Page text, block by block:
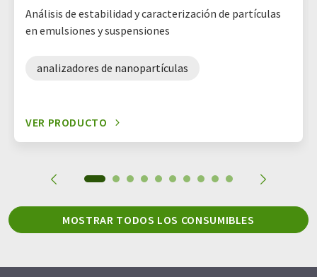
Análisis de estabilidad y caracterización de partículas
en emulsiones y suspensiones
analizadores de nanopartículas
VER PRODUCTO
MOSTRAR TODOS LOS CONSUMIBLES